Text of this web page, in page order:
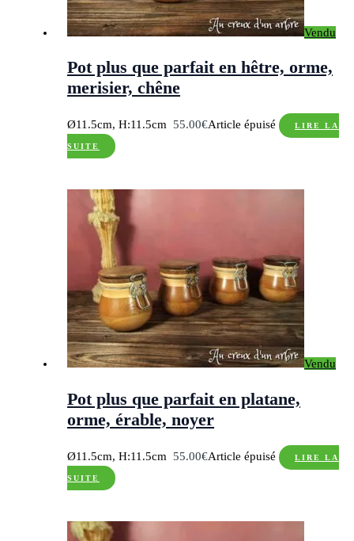
Vendu
Pot plus que parfait en hêtre, orme,
merisier, chêne
Ø11.5cm, H:11.5cm 55.00€Article épuisé LIRE LA
SUITE
Vendu
Pot plus que parfait en platane,
orme, érable, noyer
Ø11.5cm, H:11.5cm 55.00€Article épuisé LIRE LA
SUITE